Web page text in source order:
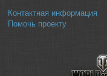
Контактная информация
Помочь проекту